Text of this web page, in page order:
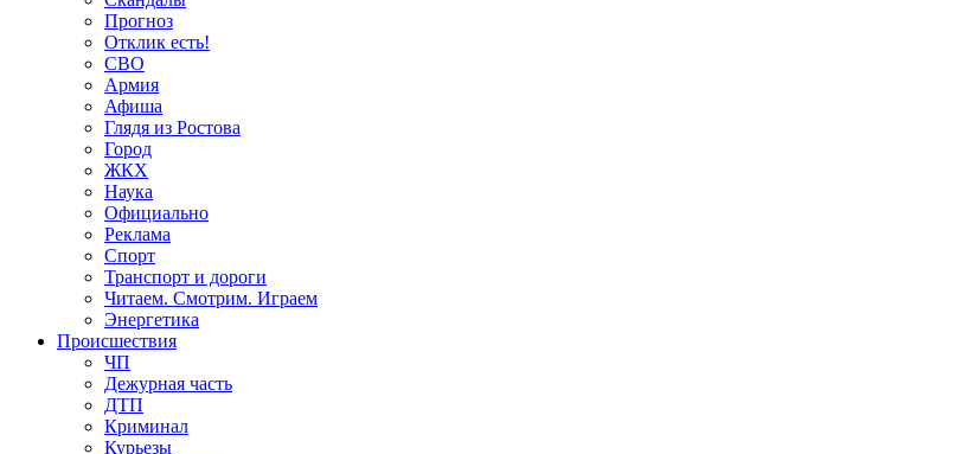
Прогноз
Отклик есть!
СВО
Армия
Афиша
Глядя из Ростова
Город
ЖКХ
Наука
Официально
Реклама
Спорт
Транспорт и дороги
Читаем. Смотрим. Играем
Энергетика
Происшествия
ЧП
Дежурная часть
ДТП
Криминал
Курьезы